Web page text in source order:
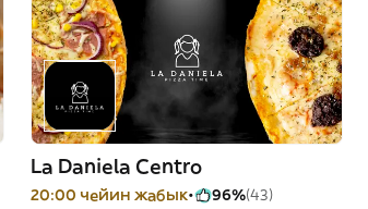
La Daniela Centro
20:00 чейин жабык 96%(43)